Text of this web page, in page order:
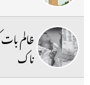
ظالم
ناک